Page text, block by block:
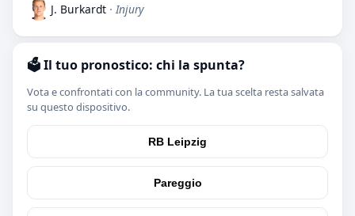
J. Burkardt · Injury
🗳️ Il tuo pronostico: chi la spunta?
Vota e confrontati con la community. La tua scelta resta salvata
su questo dispositivo.
RB Leipzig
Pareggio